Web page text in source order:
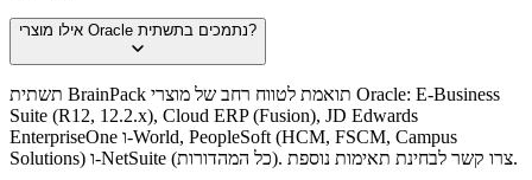
אילו מוצרי Oracle נתמכים בתשתית?
תשתית BrainPack תואמת לטווח רחב של מוצרי Oracle: E-Business
Suite (R12, 12.2.x), Cloud ERP (Fusion), JD Edwards
EnterpriseOne ו-World, PeopleSoft (HCM, FSCM, Campus
Solutions) ו-NetSuite (כל המהדורות). צרו קשר לבחינת תאימות נוספת.